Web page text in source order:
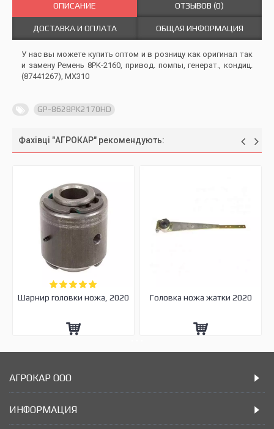
ОПИСАНИЕ ОТЗЫВОВ (0)
ДОСТАВКА И ОПЛАТА ОБЩАЯ ИНФОРМАЦИЯ
У нас вы можете купить оптом и в розницу как оригинал так
и замену Ремень 8PK-2160, привод. помпы, генерат., кондиц.
(87441267), MX310
GP-8628PK2170HD
Фахівці "АГРОКАР" рекомендують:
Шарнир головки ножа, 2020 Головка ножа жатки 2020
АГРОКАР ООО
ИНФОРМАЦИЯ